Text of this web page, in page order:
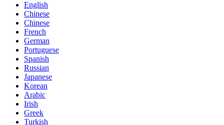
English
Chinese
Chinese
French
German
Portuguese
Spanish
Russian
Japanese
Korean
Arabic
Irish
Greek
Turkish